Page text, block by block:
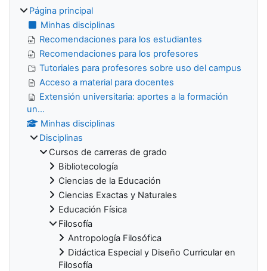
Página principal
Minhas disciplinas
Recomendaciones para los estudiantes
Recomendaciones para los profesores
Tutoriales para profesores sobre uso del campus
Acceso a material para docentes
Extensión universitaria: aportes a la formación
un...
Minhas disciplinas
Disciplinas
Cursos de carreras de grado
Bibliotecología
Ciencias de la Educación
Ciencias Exactas y Naturales
Educación Física
Filosofía
Antropología Filosófica
Didáctica Especial y Diseño Curricular en
Filosofía